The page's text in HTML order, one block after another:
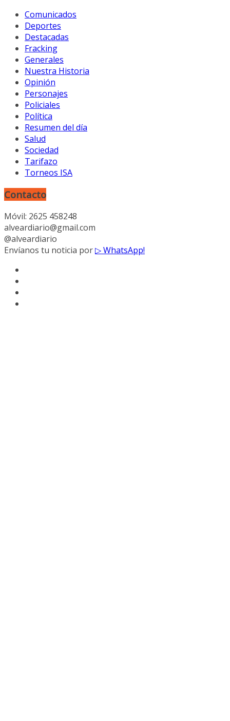
Comunicados
Deportes
Destacadas
Fracking
Generales
Nuestra Historia
Opinión
Personajes
Policiales
Política
Resumen del día
Salud
Sociedad
Tarifazo
Torneos ISA
Contacto
Móvil: 2625 458248
alveardiario@gmail.com
@alveardiario
Envíanos tu noticia por▷ WhatsApp!